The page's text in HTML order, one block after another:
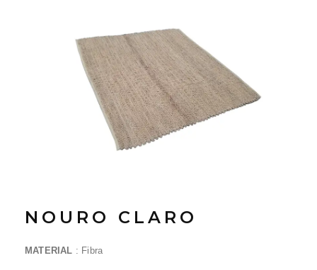
NOURO CLARO
MATERIAL : Fibra